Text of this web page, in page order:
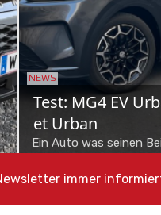
KGM Musso Grand
Musso Grand füllt eine
immer